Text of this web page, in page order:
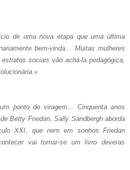
de uma nova etapa que uma última
bem-vinda... Muitas mulheres
sociais vão achá-la pedagógica,
ponto de viragem... Cinquenta anos
Betty Friedan, Sally Sandbergh aborda
XXI, que nem em sonhos Friedan
vai tornar-se um livro deveras